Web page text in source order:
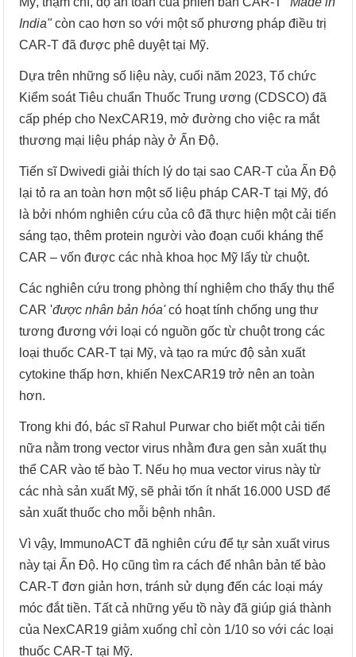
India"còn cao hơn so với một số phương pháp điều trị
CAR-T đã được phê duyệt tại Mỹ.
Dựa trên những số liệu này, cuối năm 2023, Tổ chức
Kiểm soát Tiêu chuẩn Thuốc Trung ương (CDSCO) đã
cấp phép cho NexCAR19, mở đường cho việc ra mắt
thương mại liệu pháp này ở Ấn Độ.
Tiến sĩ Dwivedi giải thích lý do tại sao CAR-T của Ấn Độ
lại tỏ ra an toàn hơn một số liệu pháp CAR-T tại Mỹ, đó
là bởi nhóm nghiên cứu của cô đã thực hiện một cải tiến
sáng tạo, thêm protein người vào đoạn cuối kháng thể
CAR – vốn được các nhà khoa học Mỹ lấy từ chuột.
Các nghiên cứu trong phòng thí nghiệm cho thấy thụ thể
CAR 'được nhân bản hóa'có hoạt tính chống ung thư
tương đương với loại có nguồn gốc từ chuột trong các
loại thuốc CAR-T tại Mỹ, và tạo ra mức độ sản xuất
cytokine thấp hơn, khiến NexCAR19 trở nên an toàn
hơn.
Trong khi đó, bác sĩ Rahul Purwar cho biết một cải tiến
nữa nằm trong vector virus nhằm đưa gen sản xuất thụ
thể CAR vào tế bào T. Nếu họ mua vector virus này từ
các nhà sản xuất Mỹ, sẽ phải tốn ít nhất 16.000 USD để
sản xuất thuốc cho mỗi bệnh nhân.
Vì vậy, ImmunoACT đã nghiên cứu để tự sản xuất virus
này tại Ấn Độ. Họ cũng tìm ra cách để nhân bản tế bào
CAR-T đơn giản hơn, tránh sử dụng đến các loại máy
móc đắt tiền. Tất cả những yếu tồ này đã giúp giá thành
của NexCAR19 giảm xuống chỉ còn 1/10 so với các loại
thuốc CAR-T tại Mỹ.